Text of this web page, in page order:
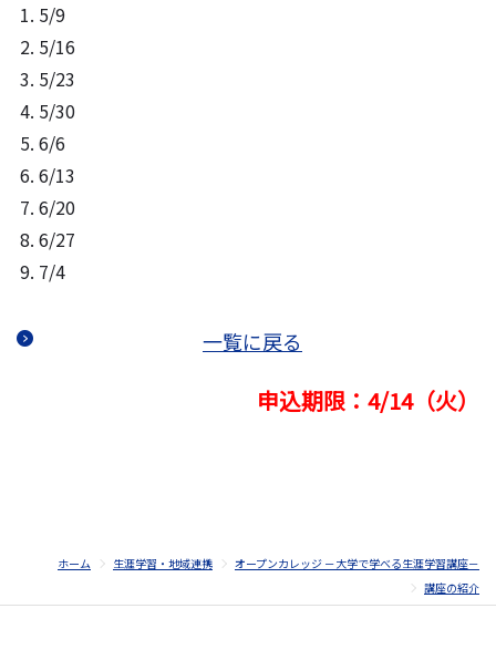
5/9
5/16
5/23
5/30
6/6
6/13
6/20
6/27
7/4
一覧に戻る
申込期限：4/14（火）
ホーム 生涯学習・地域連携
オープンカレッジ －大学で学べる生涯学習講座－
講座の紹介